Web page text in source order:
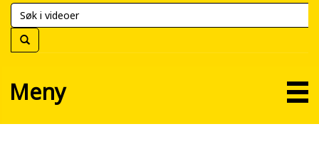
Universitetsbiblioteket
Meny